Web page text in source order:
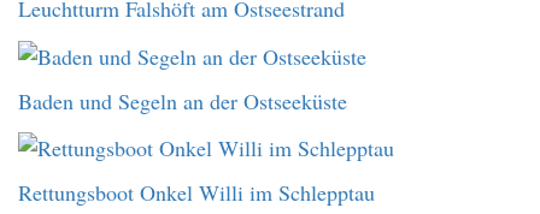
Leuchtturm Falshöft am Ostseestrand
Baden und Segeln an der Ostseeküste
Rettungsboot Onkel Willi im Schlepptau